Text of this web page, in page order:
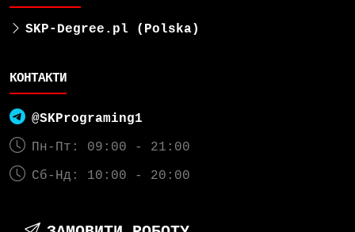
SKP-Degree.pl (Polska)
КОНТАКТИ
@SKPrograming1
Пн-Пт: 09:00 - 21:00
Сб-Нд: 10:00 - 20:00